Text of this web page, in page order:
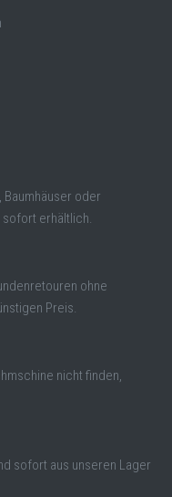
Baumhäuser oder
sofort erhältlich.
ohne
Preis.
nicht finden,
sofort aus unseren Lager